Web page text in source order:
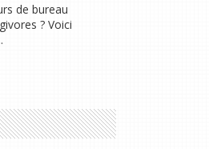
de bureau
? Voici